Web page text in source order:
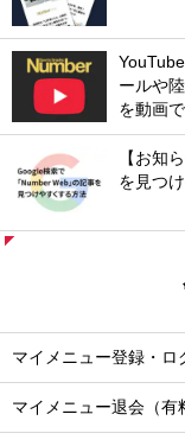
ールや
を動画で
【お知
を見つ
マイメニュー登録・ロ
マイメニュー退会（有